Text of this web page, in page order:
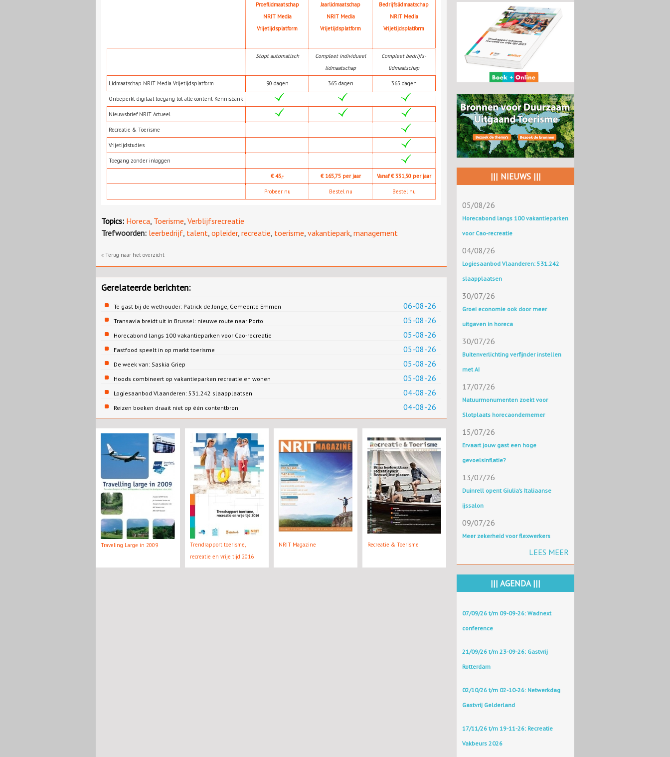
Proeflidmaatschap
NRIT Media
Vrijetijdsplatform
Jaarlidmaatschap
NRIT Media
Vrijetijdsplatform
Bedrijfslidmaatschap
NRIT Media
Vrijetijdsplatform
Stopt automatisch
Compleet individueel
lidmaatschap
Compleet bedrijfs-
lidmaatschap
Lidmaatschap NRIT Media Vrijetijdsplatform 90 dagen 365 dagen 365 dagen
Onbeperkt digitaal toegang tot alle content Kennisbank
Nieuwsbrief NRIT Actueel
Recreatie & Toerisme
Vrijetijdstudies
Toegang zonder inloggen
€ 45,- € 165,75 per jaar Vanaf € 331,50 per jaar
Probeer nu Bestel nu Bestel nu
Topics: Horeca Toerisme Verblijfsrecreatie
Trefwoorden: leerbedrijf talent opleider, recreatie toerisme vakantiepark management
« Terug naar het overzicht
Gerelateerde berichten:
06-08-26
Te gast bij de wethouder: Patrick de Jonge, Gemeente Emmen
05-08-26
Transavia breidt uit in Brussel: nieuwe route naar Porto
05-08-26
Horecabond langs 100 vakantieparken voor Cao-recreatie
05-08-26
Fastfood speelt in op markt toerisme
05-08-26
De week van: Saskia Griep
05-08-26
Hoods combineert op vakantieparken recreatie en wonen
04-08-26
Logiesaanbod Vlaanderen: 531.242 slaapplaatsen
04-08-26
Reizen boeken draait niet op één contentbron
Traveling Large in 2009
Trendrapport toerisme,
recreatie en vrije tijd 2016
NRIT Magazine Recreatie & Toerisme
||| NIEUWS |||
05/08/26
Horecabond langs 100 vakantieparken
voor Cao-recreatie
04/08/26
Logiesaanbod Vlaanderen: 531.242
slaapplaatsen
30/07/26
Groei economie ook door meer
uitgaven in horeca
30/07/26
Buitenverlichting verfijnder instellen
met AI
17/07/26
Natuurmonumenten zoekt voor
Slotplaats horecaondernemer
15/07/26
Ervaart jouw gast een hoge
gevoelsinflatie?
13/07/26
Duinrell opent Giulia’s Italiaanse
ijssalon
09/07/26
Meer zekerheid voor flexwerkers
LEES MEER
||| AGENDA |||
07/09/26 t/m 09-09-26: Wadnext
conference
21/09/26 t/m 23-09-26: Gastvrij
Rotterdam
02/10/26 t/m 02-10-26: Netwerkdag
Gastvrij Gelderland
17/11/26 t/m 19-11-26: Recreatie
Vakbeurs 2026